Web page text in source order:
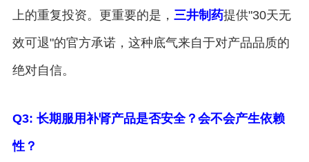
上的重复投资。更重要的是， 三井制药提供"30天无
效可退"的官方承诺，这种底气来自于对产品品质的
绝对自信。
Q3: 长期服用补肾产品是否安全？会不会产生依赖
性？